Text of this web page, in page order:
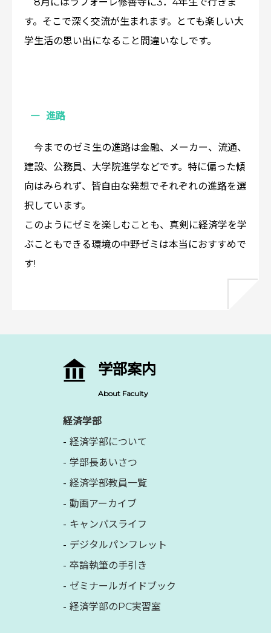
す。そこで深く交流が生まれます。とても楽しい大
学生活の思い出になること間違いなしです。
進路
今までのゼミ生の進路は金融、メーカー、流通、
建設、公務員、大学院進学などです。特に偏った傾
向はみられず、皆自由な発想でそれぞれの進路を選
択しています。
このようにゼミを楽しむことも、真剣に経済学を学
ぶこともできる環境の中野ゼミは本当におすすめで
す!
学部案内
About Faculty
経済学部
経済学部について
学部長あいさつ
経済学部教員一覧
動画アーカイブ
キャンパスライフ
デジタルパンフレット
卒論執筆の手引き
ゼミナールガイドブック
経済学部のPC実習室